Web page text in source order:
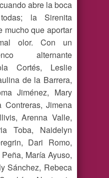
abre la boca
la Sirenita
mucho que aportar
olor. Con un
alternante
Cortés, Leslie
de la Barrera,
Jiménez, Mary
Contreras, Jimena
Arenna Valle,
Toba, Naidelyn
Dari Romo,
María Ayuso,
Sánchez, Rebeca